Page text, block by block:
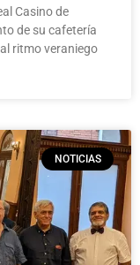
Casino de
de su cafetería
ritmo veraniego
NOTICIAS